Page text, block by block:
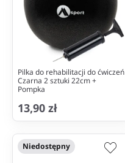
Pilka do rehabilitacji do ćwiczeń
Czarna 2 sztuki 22cm +
Pompka
13,90 zł
Niedostępny